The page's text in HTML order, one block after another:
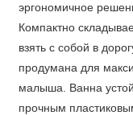
эргономичное
Компактно
взять с собой в
продумана для
малыша. Ванна
прочным